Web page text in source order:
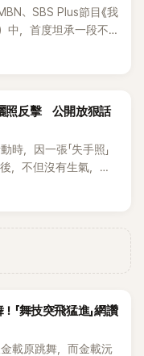
、SBS Plus節目《我
中，首度坦承一段不
控制，不僅走到哪都
照反擊 公開放狠話
，因一張「失手照」
，不但沒有生氣，反
至幽默喊話要「買記者
「舞技突飛猛進」網讚
載原跳舞，而金載沅